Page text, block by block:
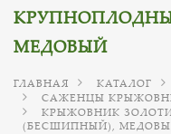
МЕДОВЫЙ
ГЛАВНАЯ КАТАЛОГ
САЖЕНЦЫ
КРЫЖОВНИК
(БЕСШИПНЫЙ),